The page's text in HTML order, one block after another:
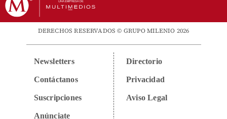
DERECHOS RESERVADOS © GRUPO MILENIO 2026
Newsletters
Contáctanos
Suscripciones
Anúnciate
Directorio
Privacidad
Aviso Legal